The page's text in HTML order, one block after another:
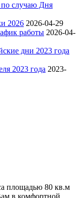
случаю Дня
2026 2026-04-29
работы 2026-04-
дни 2023 года
2023 года 2023-
площадью 80 кв.м